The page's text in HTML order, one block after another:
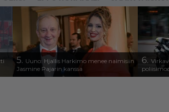
5. Uuno: Hjallis Harkimo menee naimisiin
Jasmine Pajarin kanssa
6.